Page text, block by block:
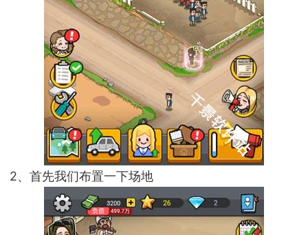
2、首先我们布置一下场地